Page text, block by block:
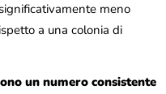
meno
a una colonia di
un numero consistente